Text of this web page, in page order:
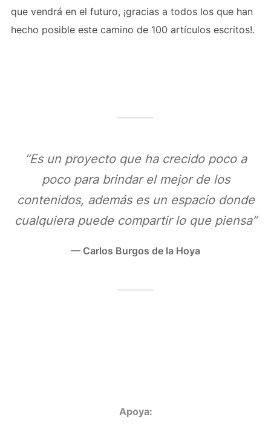
que vendrá en el futuro, ¡gracias a todos los que han
hecho posible este camino de 100 artículos escritos!.
“Es un proyecto que ha crecido poco a
poco para brindar el mejor de los
contenidos, además es un espacio donde
cualquiera puede compartir lo que piensa”
— Carlos Burgos de la Hoya
Apoya: